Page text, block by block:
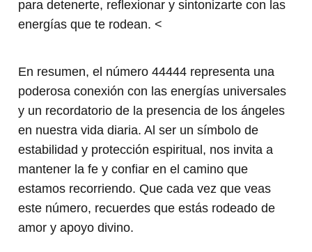
para detenerte, reflexionar y sintonizarte con las
energías que te rodean. <
En resumen, el número 44444 representa una
poderosa conexión con las energías universales
y un recordatorio de la presencia de los ángeles
en nuestra vida diaria. Al ser un símbolo de
estabilidad y protección espiritual, nos invita a
mantener la fe y confiar en el camino que
estamos recorriendo. Que cada vez que veas
este número, recuerdes que estás rodeado de
amor y apoyo divino.